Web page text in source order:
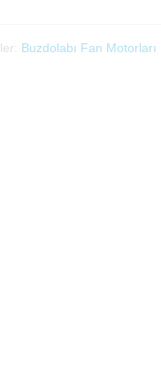
Buzdolabı Fan Motorları